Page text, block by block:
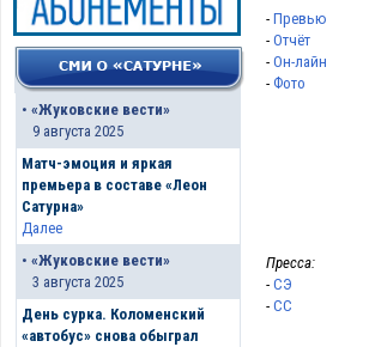
• «Жуковские вести»
9 августа 2025
Матч-эмоция и яркая
премьера в составе «Леон
Сатурна»
Далее
• «Жуковские вести»
3 августа 2025
День сурка. Коломенский
«автобус» снова обыграл
- Превью
- Отчёт
- Он-лайн
- Фото
Пресса:
- СЭ
- СС